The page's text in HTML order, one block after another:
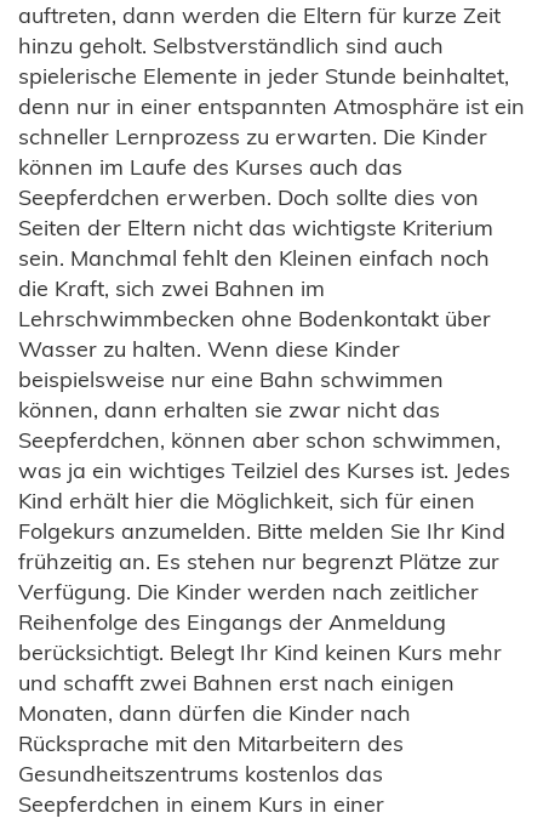
auftreten, dann werden die Eltern für kurze Zeit
hinzu geholt. Selbstverständlich sind auch
spielerische Elemente in jeder Stunde beinhaltet,
denn nur in einer entspannten Atmosphäre ist ein
schneller Lernprozess zu erwarten. Die Kinder
können im Laufe des Kurses auch das
Seepferdchen erwerben. Doch sollte dies von
Seiten der Eltern nicht das wichtigste Kriterium
sein. Manchmal fehlt den Kleinen einfach noch
die Kraft, sich zwei Bahnen im
Lehrschwimmbecken ohne Bodenkontakt über
Wasser zu halten. Wenn diese Kinder
beispielsweise nur eine Bahn schwimmen
können, dann erhalten sie zwar nicht das
Seepferdchen, können aber schon schwimmen,
was ja ein wichtiges Teilziel des Kurses ist. Jedes
Kind erhält hier die Möglichkeit, sich für einen
Folgekurs anzumelden. Bitte melden Sie Ihr Kind
frühzeitig an. Es stehen nur begrenzt Plätze zur
Verfügung. Die Kinder werden nach zeitlicher
Reihenfolge des Eingangs der Anmeldung
berücksichtigt. Belegt Ihr Kind keinen Kurs mehr
und schafft zwei Bahnen erst nach einigen
Monaten, dann dürfen die Kinder nach
Rücksprache mit den Mitarbeitern des
Gesundheitszentrums kostenlos das
Seepferdchen in einem Kurs in einer